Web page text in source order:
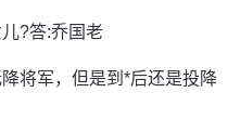
?答:乔国老
将军，但是到*后还是投降